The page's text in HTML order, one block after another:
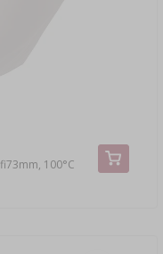
100°C